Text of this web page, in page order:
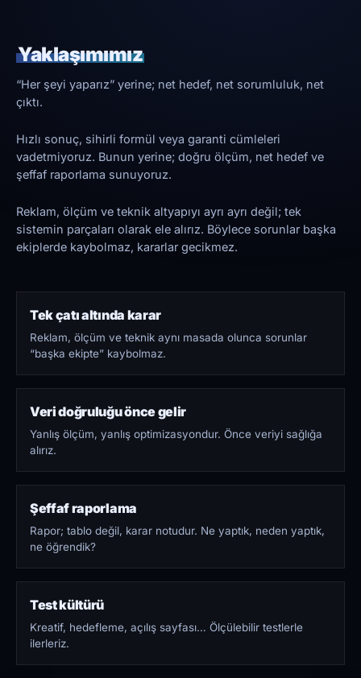
Yaklaşımımız
“Her şeyi yaparız” yerine; net hedef, net sorumluluk, net
çıktı.
Hızlı sonuç, sihirli formül veya garanti cümleleri
vadetmiyoruz. Bunun yerine; doğru ölçüm, net hedef ve
şeffaf raporlama sunuyoruz.
Reklam, ölçüm ve teknik altyapıyı ayrı ayrı değil; tek
sistemin parçaları olarak ele alırız. Böylece sorunlar başka
ekiplerde kaybolmaz, kararlar gecikmez.
Tek çatı altında karar
Reklam, ölçüm ve teknik aynı masada olunca sorunlar
“başka ekipte” kaybolmaz.
Veri doğruluğu önce gelir
Yanlış ölçüm, yanlış optimizasyondur. Önce veriyi sağlığa
alırız.
Şeffaf raporlama
Rapor; tablo değil, karar notudur. Ne yaptık, neden yaptık,
ne öğrendik?
Test kültürü
Kreatif, hedefleme, açılış sayfası… Ölçülebilir testlerle
ilerleriz.